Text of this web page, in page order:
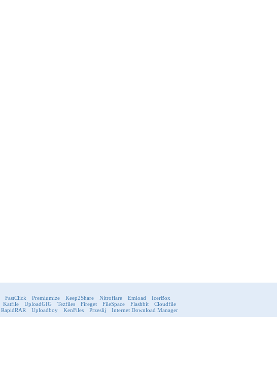
FastClick Premiumize Keep2Share Nitroflare Emload
IcerBox
Katfile UploadGIG Tezfiles Fireget FileSpace Flashbit
Cloudfile
RapidRAR Uploadboy KenFiles Przeslij
Internet Download Manager